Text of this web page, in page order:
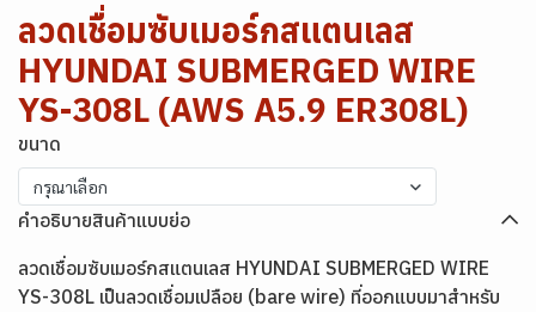
ลวดเชื่อมซับเมอร์กสแตนเลส
HYUNDAI SUBMERGED WIRE
YS-308L (AWS A5.9 ER308L)
ขนาด
กรุณาเลือก
คำอธิบายสินค้าแบบย่อ
ลวดเชื่อมซับเมอร์กสแตนเลส HYUNDAI SUBMERGED WIRE
YS-308L เป็นลวดเชื่อมเปลือย (bare wire) ที่ออกแบบมาสำหรับ